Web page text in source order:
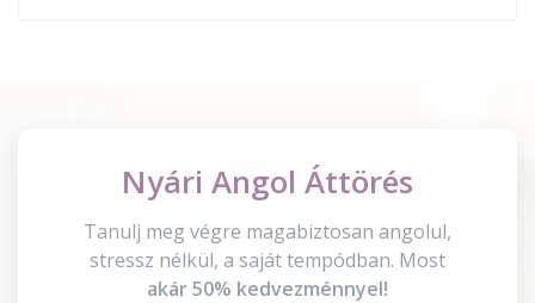
Nyári Angol Áttörés
Tanulj meg végre magabiztosan angolul,
stressz nélkül, a saját tempódban. Most
akár 50% kedvezménnyel!